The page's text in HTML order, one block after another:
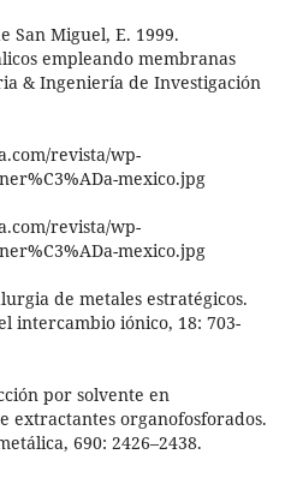
San Miguel, E. 1999.
empleando membranas
& Ingeniería de Investigación
revista/wp-
mexico.jpg
revista/wp-
mexico.jpg
de metales estratégicos.
intercambio iónico, 18: 703-
por solvente en
extractantes organofosforados.
690: 2426–2438.